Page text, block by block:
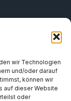
wir Technologien
und/oder darauf
können wir
auf dieser Website
oder